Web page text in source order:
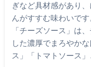
ぎなど具材感があり
んがすすむ味わいです
「チーズソース」は
した濃厚でまろやか
ス」「トマトソース」